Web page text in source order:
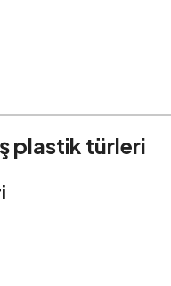
plastik türleri